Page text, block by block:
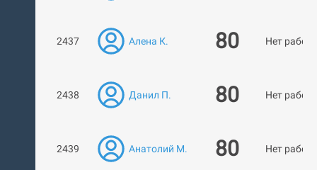
2437 Алена К. 80 Нет работ
2438 Данил П. 80 Нет работ
2439 Анатолий М. 80 Нет работ